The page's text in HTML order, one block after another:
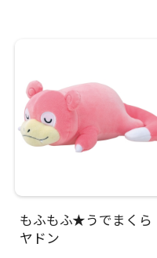
もふもふ★うでまくら
ヤドン